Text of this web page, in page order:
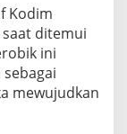
Kodim
saat ditemui
ini
mewujudkan